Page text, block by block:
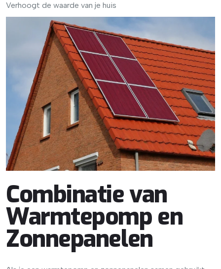
Verhoogt de waarde van je huis
Combinatie van
Warmtepomp en
Zonnepanelen